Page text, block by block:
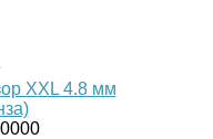
XXL 4.8 мм